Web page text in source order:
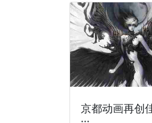
京都动画再创